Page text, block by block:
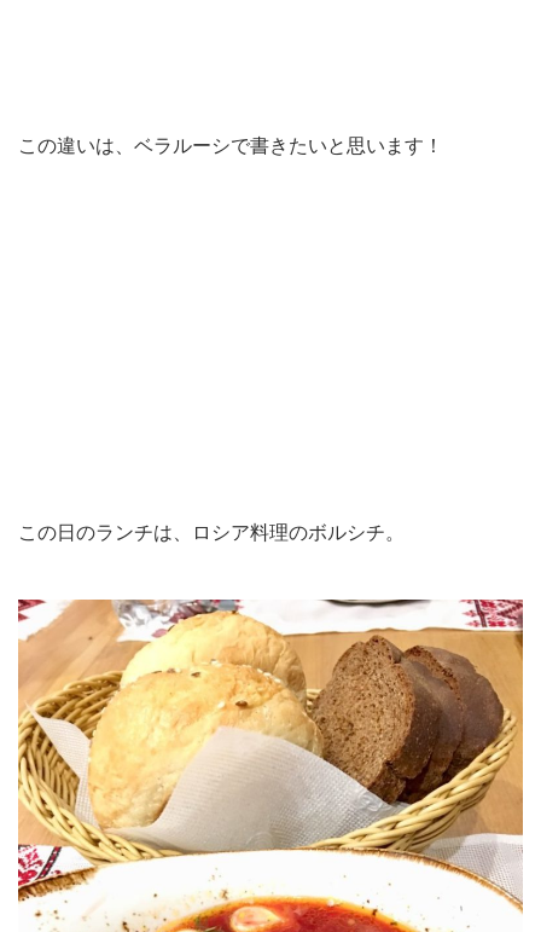
この違いは、ベラルーシで書きたいと思います！
この日のランチは、ロシア料理のボルシチ。